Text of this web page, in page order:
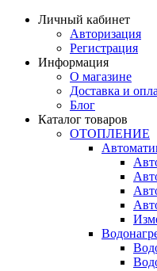
Личный кабинет
Авторизация
Регистрация
Информация
О магазине
Доставка и
Блог
Каталог товаров
ОТОПЛЕНИЕ